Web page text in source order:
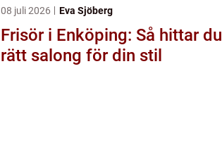
08 juli 2026 Eva Sjöberg
Frisör i Enköping: Så hittar du
rätt salong för din stil